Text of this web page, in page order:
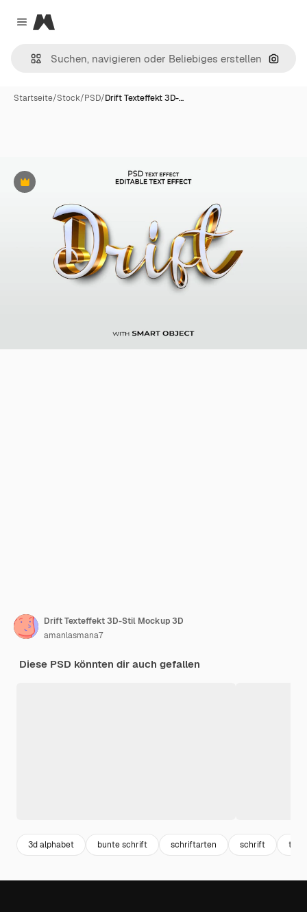
Close menu
Magnific
Nach
Startseite/Stock/PSD/Drift Texteffekt 3D-…
Premium
Drift Texteffekt 3D-Stil Mockup 3D
amanlasmana7
Diese PSD könnten dir auch gefallen
3d alphabet bunte schrift schriftarten schrift text